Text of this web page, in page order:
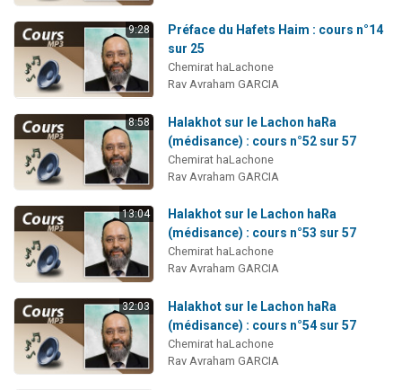
9:28
Préface du Hafets Haim : cours n°14
sur 25
Chemirat haLachone
Rav Avraham GARCIA
8:58
Halakhot sur le Lachon haRa
(médisance) : cours n°52 sur 57
Chemirat haLachone
Rav Avraham GARCIA
13:04
Halakhot sur le Lachon haRa
(médisance) : cours n°53 sur 57
Chemirat haLachone
Rav Avraham GARCIA
32:03
Halakhot sur le Lachon haRa
(médisance) : cours n°54 sur 57
Chemirat haLachone
Rav Avraham GARCIA